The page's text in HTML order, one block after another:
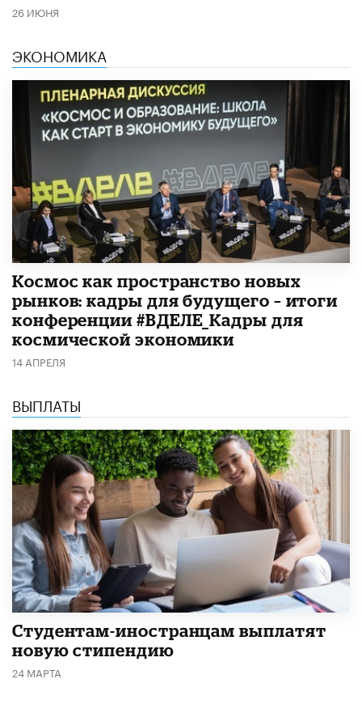
26 ИЮНЯ
ЭКОНОМИКА
Космос как пространство новых
рынков: кадры для будущего – итоги
конференции #ВДЕЛЕ_Кадры для
космической экономики
14 АПРЕЛЯ
ВЫПЛАТЫ
Студентам-иностранцам выплатят
новую стипендию
24 МАРТА